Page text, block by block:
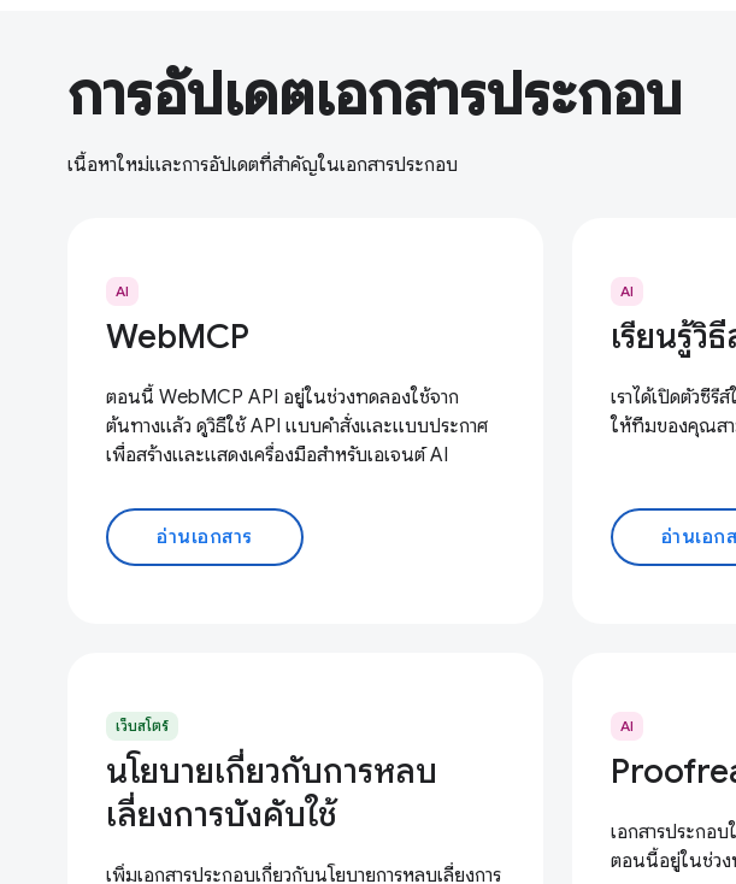
การอัปเดตเอกสารประกอบ
เนื้อหาใหม่และการอัปเดตที่สำคัญในเอกสารประกอบ
AI
WebMCP
ตอนนี้ WebMCP API อยู่ในช่วงทดลองใช้จาก
ต้นทางแล้ว ดูวิธีใช้ API แบบคำสั่งและแบบประกาศ
เพื่อสร้างและแสดงเครื่องมือสำหรับเอเจนต์ AI
อ่านเอกสาร
AI
เรียนรู้วิ
เราได้เปิดตัวซีรี
ให้ทีมของคุณสา
อ่านเอก
เว็บสโตร์
นโยบายเกี่ยวกับการหลบ
เลี่ยงการบังคับใช้
เพิ่มเอกสารประกอบเกี่ยวกับนโยบายการหลบเลี่ยงการ
AI
เอกสารประกอ
ตอนนี้อยู่ในช่วง